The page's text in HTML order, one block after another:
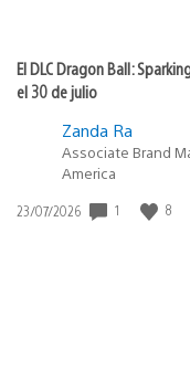
El DLC Dragon Ball:
el 30 de julio
Zanda Ra
Associate Brand
America
Fecha
23/07/2026 1 8